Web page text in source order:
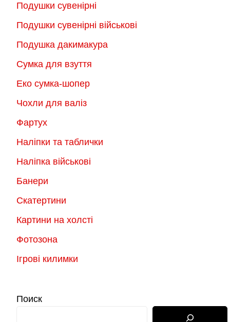
Подушки сувенірні
Подушки сувенірні військові
Подушка дакимакура
Сумка для взуття
Еко сумка-шопер
Чохли для валіз
Фартух
Наліпки та таблички
Наліпка військові
Банери
Скатертини
Картини на холсті
Фотозона
Ігрові килимки
Поиск